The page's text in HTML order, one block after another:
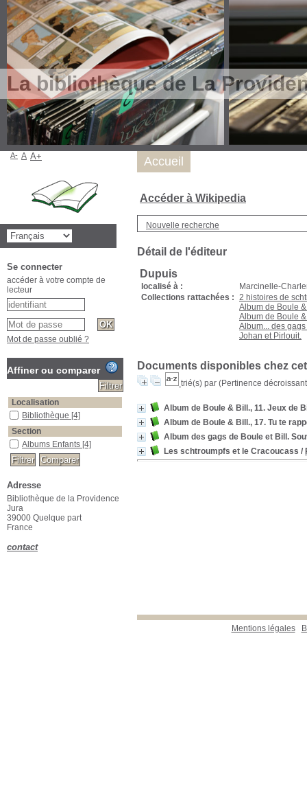
La bibliothèque de La
Accéder à Wikipedia
Nouvelle recherche
Détail de l'éditeur
Dupuis
localisé à :
Marcinelle-
Collections rattachées : 2 histoires de
Album de Boule
Album de Boule
Album... des
Johan et Pirlouit.
Documents disponibles chez
trié(s) par (Pertinence
Album de Boule & Bill., 11. Jeux de
Album de Boule & Bill., 17. Tu te
Album des gags de Boule et Bill.
Les schtroumpfs et le Cracoucass /
Mentions légales
Accueil
A- A A+
Se connecter
accéder à votre compte de
lecteur
Mot de passe oublié ?
Affiner ou comparer
Localisation
Bibliothèque [4]
Section
Albums Enfants [4]
Adresse
Bibliothèque de la Providence
Jura
39000 Quelque part
France
contact